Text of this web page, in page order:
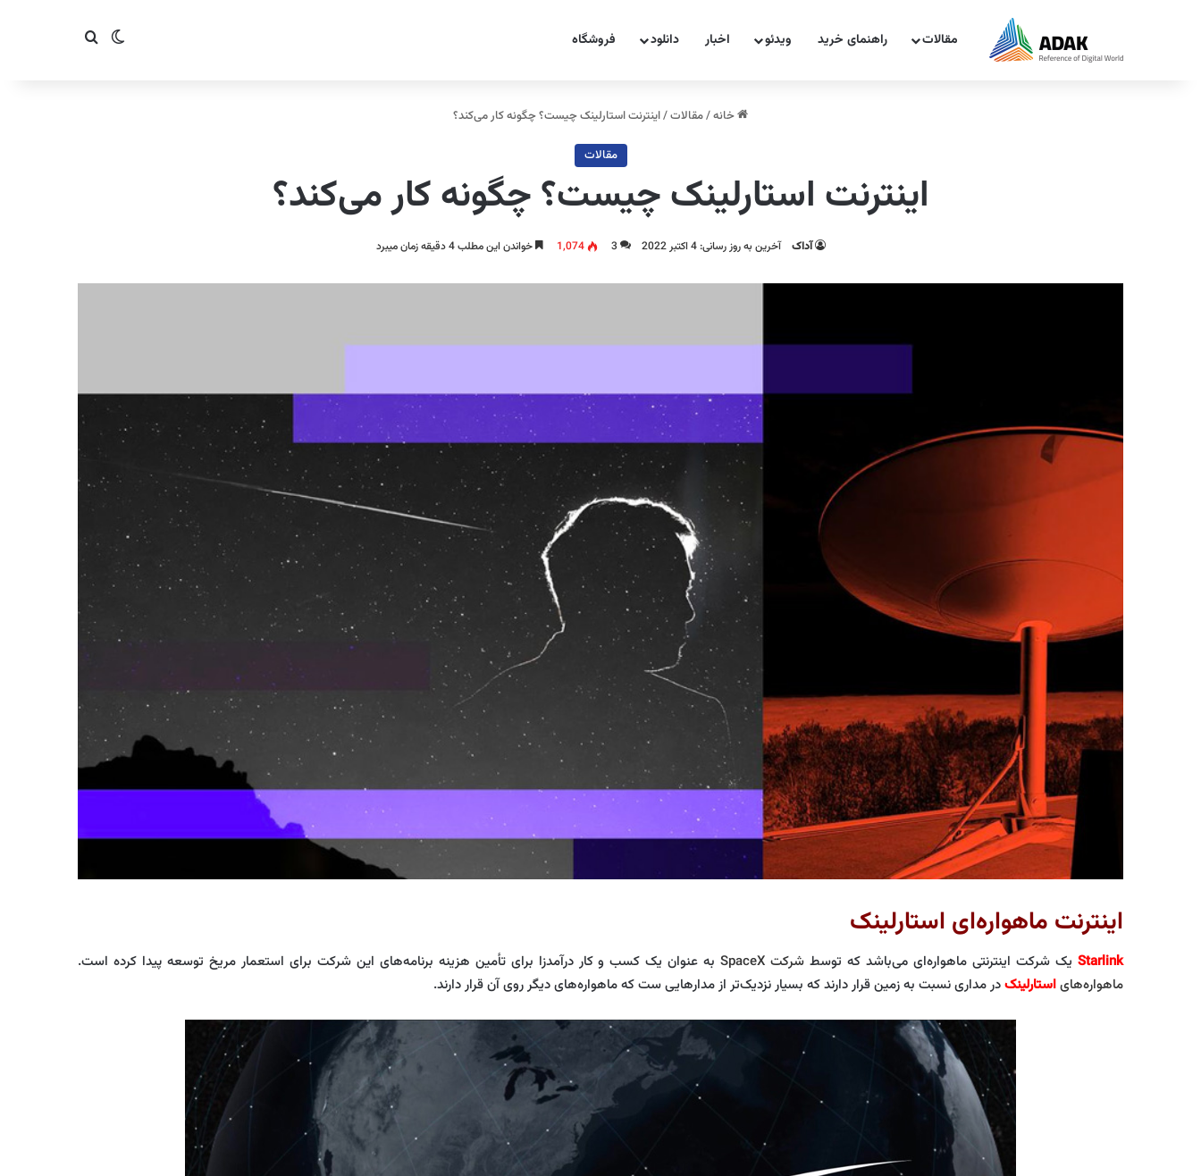
مقالات راهنمای خرید ویدئو اخبار دانلود فروشگاه تغییر پوسته
خانه/مقالات/اینترنت استارلینک چیست؟ چگونه کار می‌کند؟
مقالات
اینترنت استارلینک چیست؟ چگونه کار می‌کند؟
آداک آخرین به روز رسانی: 4 اکتبر 2022 3
1,074 خواندن این مطلب 4 دقیقه زمان میبرد
اینترنت ماهواره‌ای استارلینک
Starlinkیک شرکت اینترنتی ماهواره‌ای می‌باشد که توسط شرکت SpaceX
به عنوان یک کسب و کار درآمدزا برای تأمین هزینه برنامه‌های این شرکت برای استعمار مریخ توسعه پیدا کرده است.
ماهواره‌هایاستارلینکدر مداری نسبت به زمین قرار دارند که بسیار نزدیک‌تر از مدارهایی ست که ماهواره‌های دیگر روی آن قرار دارند.